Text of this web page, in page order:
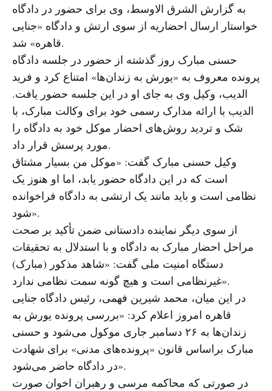
به گزارش الشرق الاوسط، وی برای حضور در دادگاه
خواستار ارسال احضاریه از سوی ارتش و دادگاه «جنایی
قاهره» شد.
حسنی مبارک روز گذشته از حضور در جلسه دادگاه
پرونده معروف به «یورش به زندان‌ها» امتناع کرد و فرید
الدیب، وکیل وی به جای او در این جلسه حضور یافت.
الدیب با ارائه مدارک رسمی خود برای وکالت مبارک، با
شک و تردید روش‌های احضار موکل خود به دادگاه را
مورد پرسش قرار داد.
وکیل حسنی مبارک گفت: «موکل من بسیار مشتاق
است که در این دادگاه حضور یابد، اما او هنوز یک
نظامی است و باید مانند یک ارتشی به دادگاه فراخوانده
شود».
از سوی دیگر نماینده دادستانی ضمن تأکید بر صحت
مراحل احضار مبارک به دادگاه و با استدلال به تحقیقات
دستگاه امنیت ملی گفت: «شاهد مذکور (مبارک)
غیرنظامی است و هیچ گونه سمت نظامی ندارد».
در این میان، محمد شیرین فهمی، رئیس دادگاه جنایی
قاهره امروز اعلام کرد: «بررسی پرونده یورش به
زندان‌ها به ۲۶ دسامبر جاری موکول می‌شود و حسنی
مبارک براساس قانون «پرونده‌های مدنی» برای شهادت
در دادگاه حاضر می‌شود».
در صورتی که محاکمه مرسی و رهبران اخوان صورت